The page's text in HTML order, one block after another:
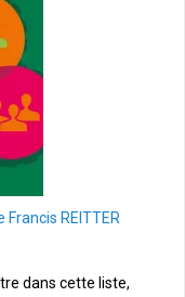
Francis REITTER
dans cette liste,